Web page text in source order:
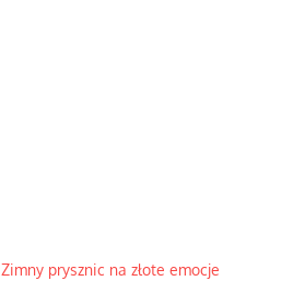
Zimny prysznic na złote emocje